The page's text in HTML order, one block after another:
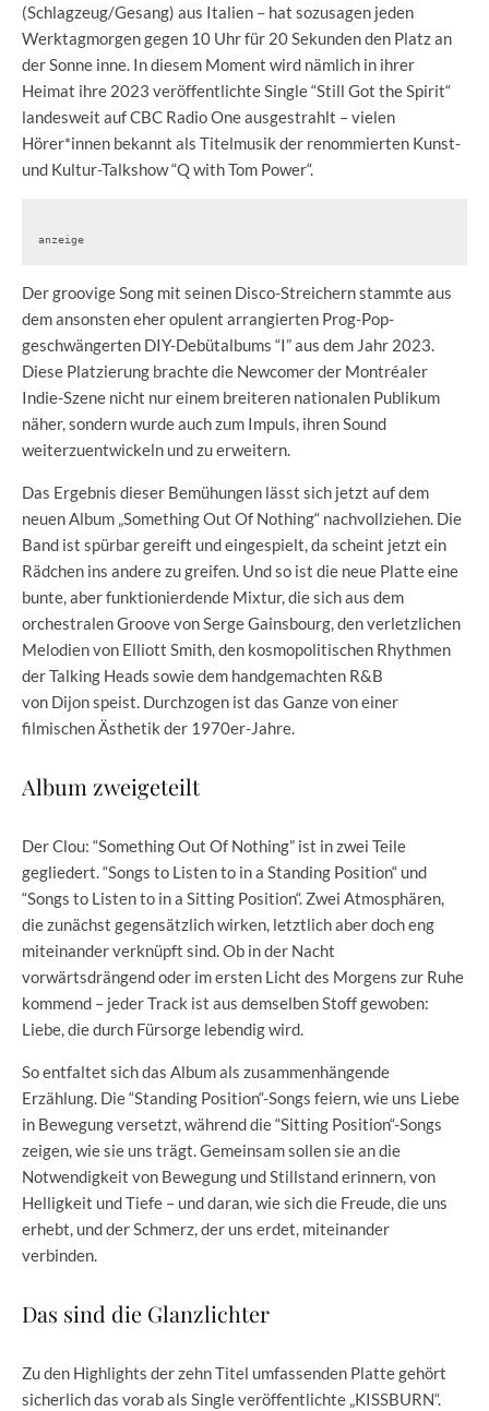
(Schlagzeug/Gesang) aus Italien – hat sozusagen jeden
Werktagmorgen gegen 10 Uhr für 20 Sekunden den Platz an
der Sonne inne. In diesem Moment wird nämlich in ihrer
Heimat ihre 2023 veröffentlichte Single “Still Got the Spirit“
landesweit auf CBC Radio One ausgestrahlt – vielen
Hörer*innen bekannt als Titelmusik der renommierten Kunst-
und Kultur-Talkshow “Q with Tom Power“.
anzeige
Der groovige Song mit seinen Disco-Streichern stammte aus
dem ansonsten eher opulent arrangierten Prog-Pop-
geschwängerten DIY-Debütalbums “I” aus dem Jahr 2023.
Diese Platzierung brachte die Newcomer der Montréaler
Indie-Szene nicht nur einem breiteren nationalen Publikum
näher, sondern wurde auch zum Impuls, ihren Sound
weiterzuentwickeln und zu erweitern.
Das Ergebnis dieser Bemühungen lässt sich jetzt auf dem
neuen Album „Something Out Of Nothing“ nachvollziehen. Die
Band ist spürbar gereift und eingespielt, da scheint jetzt ein
Rädchen ins andere zu greifen. Und so ist die neue Platte eine
bunte, aber funktionierdende Mixtur, die sich aus dem
orchestralen Groove von Serge Gainsbourg, den verletzlichen
Melodien von Elliott Smith, den kosmopolitischen Rhythmen
der Talking Heads sowie dem handgemachten R&B
von Dijon speist. Durchzogen ist das Ganze von einer
filmischen Ästhetik der 1970er-Jahre.
Album zweigeteilt
Der Clou: “Something Out Of Nothing” ist in zwei Teile
gegliedert. “Songs to Listen to in a Standing Position“ und
“Songs to Listen to in a Sitting Position“. Zwei Atmosphären,
die zunächst gegensätzlich wirken, letztlich aber doch eng
miteinander verknüpft sind. Ob in der Nacht
vorwärtsdrängend oder im ersten Licht des Morgens zur Ruhe
kommend – jeder Track ist aus demselben Stoff gewoben:
Liebe, die durch Fürsorge lebendig wird.
So entfaltet sich das Album als zusammenhängende
Erzählung. Die “Standing Position“-Songs feiern, wie uns Liebe
in Bewegung versetzt, während die “Sitting Position“-Songs
zeigen, wie sie uns trägt. Gemeinsam sollen sie an die
Notwendigkeit von Bewegung und Stillstand erinnern, von
Helligkeit und Tiefe – und daran, wie sich die Freude, die uns
erhebt, und der Schmerz, der uns erdet, miteinander
verbinden.
Das sind die Glanzlichter
Zu den Highlights der zehn Titel umfassenden Platte gehört
sicherlich das vorab als Single veröffentlichte „KISSBURN“.